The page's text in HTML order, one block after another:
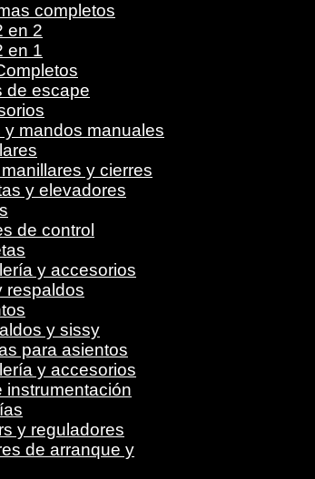
completos
en 2
en 1
de escape
y mandos manuales
y cierres
y elevadores
de control
y accesorios
respaldos
y sissy
para asientos
y accesorios
instrumentación
y reguladores
de arranque y